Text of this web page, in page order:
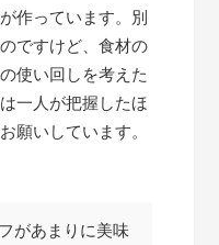
作っています。別
ですけど、食材の
使い回しを考えた
一人が把握したほ
願いしています。
があまりに美味